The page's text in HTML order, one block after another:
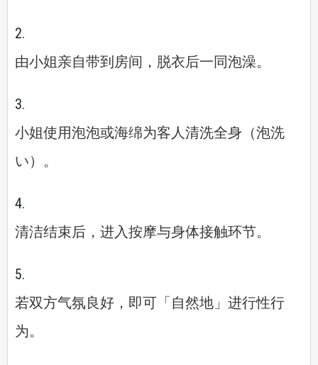
由小姐亲自带到房间，脱衣后一同泡澡。
小姐使用泡泡或海绵为客人清洗全身（泡洗
い）。
清洁结束后，进入按摩与身体接触环节。
若双方气氛良好，即可「自然地」进行性行
为。